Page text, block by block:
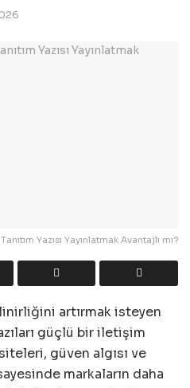
Yazısı Yayınlatmak Avantajlı mı?
artırmak isteyen
güçlü bir iletişim
güven algısı ve
markaların daha